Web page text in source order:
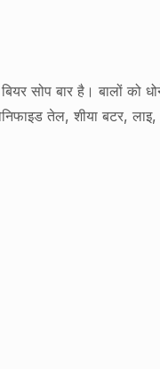
सोप बार है। बालों को
तेल, शीया बटर,